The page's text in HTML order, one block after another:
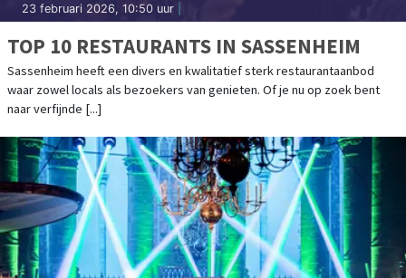
23 februari 2026, 10:50 uur
TOP 10 RESTAURANTS IN SASSENHEIM
Sassenheim heeft een divers en kwalitatief sterk restaurantaanbod
waar zowel locals als bezoekers van genieten. Of je nu op zoek bent
naar verfijnde [...]